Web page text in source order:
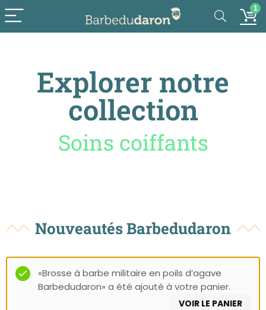
1
Explorer notre
collection
Accessoires
Nouveautés Barbedudaron
«Brosse à barbe militaire en poils d’agave
Barbedudaron» a été ajouté à votre panier.
VOIR LE PANIER